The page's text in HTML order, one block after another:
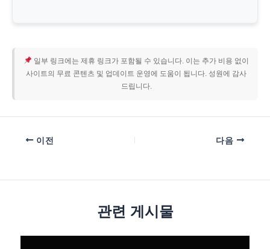
일부 링크에는 제휴 링크가 포함될 수 있습니다. 이는 추가 비용 없이
사이트의 무료 콘텐츠 및 업데이트 운영에 도움이 됩니다. 성원에 감사
드립니다.
이전 다음
관련 게시물